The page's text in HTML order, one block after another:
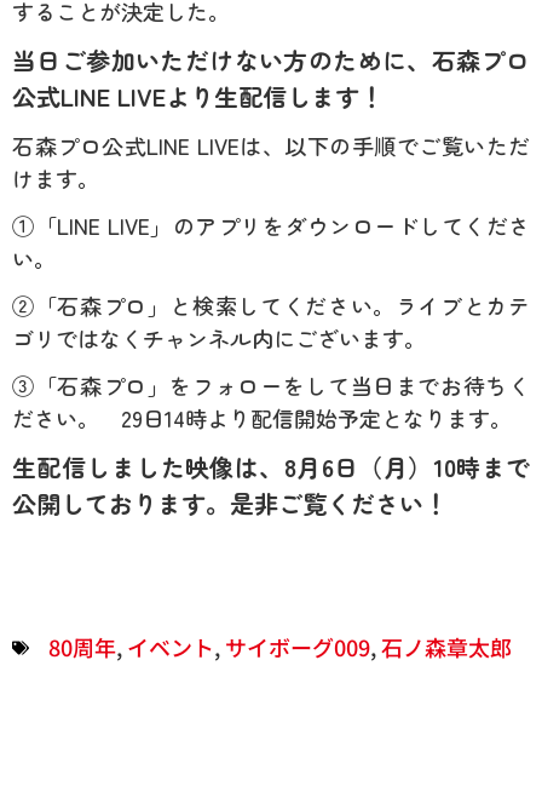
することが決定した。
当日ご参加いただけない方のために、石森プロ
公式LINE LIVEより生配信します！
石森プロ公式LINE LIVEは、以下の手順でご覧いただ
けます。
①「LINE LIVE」のアプリをダウンロードしてくださ
い。
②「石森プロ」と検索してください。ライブとカテ
ゴリではなくチャンネル内にございます。
③「石森プロ」をフォローをして当日までお待ちく
ださい。 29日14時より配信開始予定となります。
生配信しました映像は、8月6日（月）10時まで
公開しております。是非ご覧ください！
80周年,イベント,サイボーグ009,石ノ森章太郎